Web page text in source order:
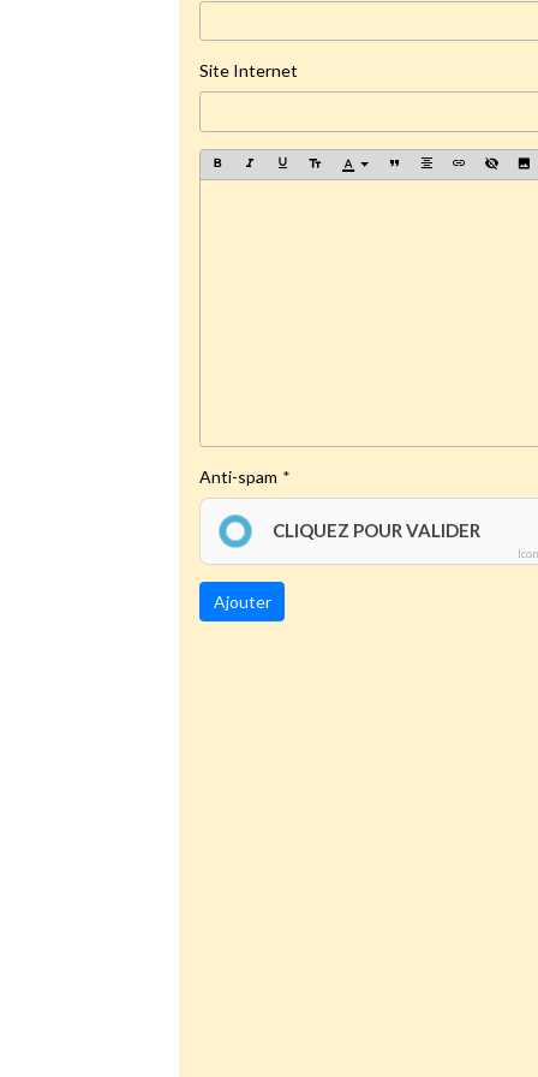
Site Internet
Anti-spam
CLIQUEZ POUR VALIDER
Ajouter